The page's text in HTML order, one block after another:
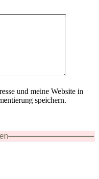
und meine Website in
speichern.